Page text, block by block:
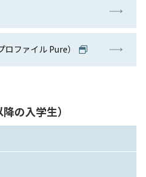
の入学生）
ファイル Pure）